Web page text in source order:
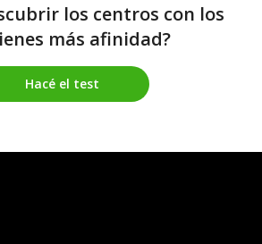
los centros con los
más afinidad?
Hacé el test